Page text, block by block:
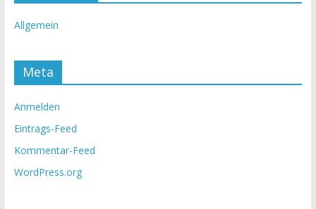
Allgemein
Meta
Anmelden
Eintrags-Feed
Kommentar-Feed
WordPress.org